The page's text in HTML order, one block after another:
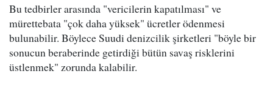
Bu tedbirler arasında "vericilerin kapatılması" ve
mürettebata "çok daha yüksek" ücretler ödenmesi
bulunabilir. Böylece Suudi denizcilik şirketleri "böyle bir
sonucun beraberinde getirdiği bütün savaş risklerini
üstlenmek" zorunda kalabilir.